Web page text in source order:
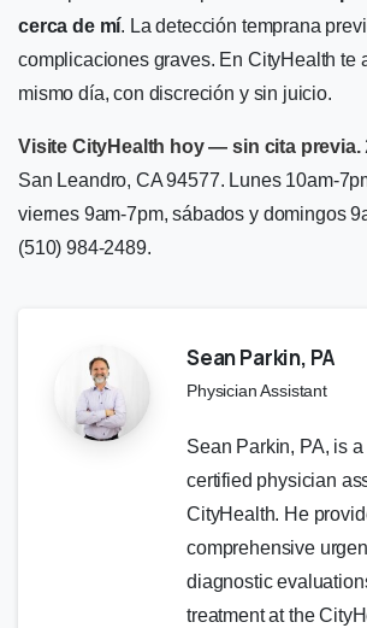
cerca de mí. La detección temprana
complicaciones graves. En CityHealth te
mismo día, con discreción y sin juicio.
Visite CityHealth hoy — sin cita previa.
San Leandro, CA 94577. Lunes 10am-
viernes 9am-7pm, sábados y domingos
(510) 984-2489.
Sean Parkin, PA
Physician Assistant
Sean Parkin, PA, is
certified physician
CityHealth. He
comprehensive
diagnostic
treatment at the